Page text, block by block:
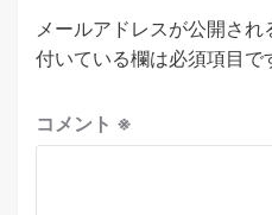
メールアドレスが公開され
付いている欄は必須項目で
コメント ※